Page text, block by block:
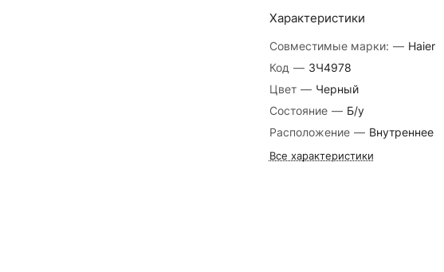
Характеристики
Совместимые марки: — Haier
Код — ЗЧ4978
Цвет — Черный
Состояние — Б/у
Расположение — Внутреннее
Все характеристики